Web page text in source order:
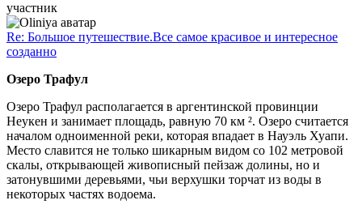
участник
Re: Большое путешествие.Все самое красивое и интересное
созданно
Озеро Трафул
Озеро Трафул располагается в аргентинской провинции
Неукен и занимает площадь, равную 70 км ². Озеро считается
началом одноименной реки, которая впадает в Науэль Хуапи.
Место славится не только шикарным видом со 102 метровой
скалы, открывающей живописный пейзаж долины, но и
затонувшими деревьями, чьи верхушки торчат из воды в
некоторых частях водоема.